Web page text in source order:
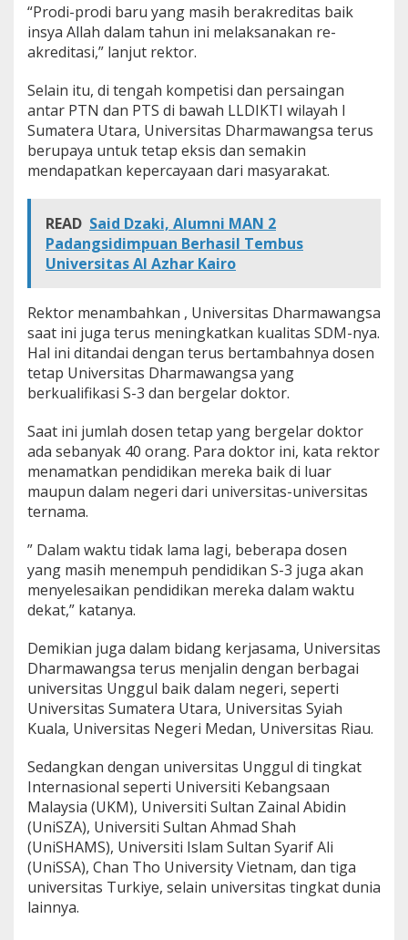
“Prodi-prodi baru yang masih berakreditas baik
insya Allah dalam tahun ini melaksanakan re-
akreditasi,” lanjut rektor.
Selain itu, di tengah kompetisi dan persaingan
antar PTN dan PTS di bawah LLDIKTI wilayah I
Sumatera Utara, Universitas Dharmawangsa terus
berupaya untuk tetap eksis dan semakin
mendapatkan kepercayaan dari masyarakat.
READ Said Dzaki, Alumni MAN 2
Padangsidimpuan Berhasil Tembus
Universitas Al Azhar Kairo
Rektor menambahkan , Universitas Dharmawangsa
saat ini juga terus meningkatkan kualitas SDM-nya.
Hal ini ditandai dengan terus bertambahnya dosen
tetap Universitas Dharmawangsa yang
berkualifikasi S-3 dan bergelar doktor.
Saat ini jumlah dosen tetap yang bergelar doktor
ada sebanyak 40 orang. Para doktor ini, kata rektor
menamatkan pendidikan mereka baik di luar
maupun dalam negeri dari universitas-universitas
ternama.
” Dalam waktu tidak lama lagi, beberapa dosen
yang masih menempuh pendidikan S-3 juga akan
menyelesaikan pendidikan mereka dalam waktu
dekat,” katanya.
Demikian juga dalam bidang kerjasama, Universitas
Dharmawangsa terus menjalin dengan berbagai
universitas Unggul baik dalam negeri, seperti
Universitas Sumatera Utara, Universitas Syiah
Kuala, Universitas Negeri Medan, Universitas Riau.
Sedangkan dengan universitas Unggul di tingkat
Internasional seperti Universiti Kebangsaan
Malaysia (UKM), Universiti Sultan Zainal Abidin
(UniSZA), Universiti Sultan Ahmad Shah
(UniSHAMS), Universiti Islam Sultan Syarif Ali
(UniSSA), Chan Tho University Vietnam, dan tiga
universitas Turkiye, selain universitas tingkat dunia
lainnya.